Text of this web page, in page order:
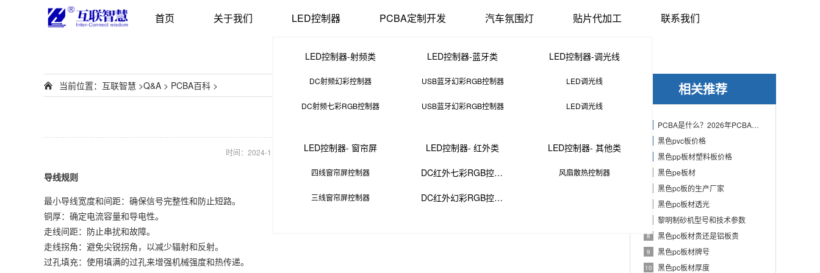
首页 关于我们 LED控制器
LED控制器-射频类
DC射频幻彩控制器
DC射频七彩RGB控制器
LED控制器-蓝牙类
USB蓝牙幻彩RGB控制器
USB蓝牙幻彩RGB控制器
LED控制器-调光线
LED调光线
LED调光线
LED控制器- 窗帘屏
四线窗帘屏控制器
三线窗帘屏控制器
LED控制器- 红外类
DC红外七彩RGB控制器
DC红外幻彩RGB控制器
LED控制器- 其他类
风扇散热控制器
PCBA定制开发 汽车氛围灯 贴片代加工 联系我们
相关推荐
PCBA是什么？2026年PCBA制造与代工指南：专业方案、流程与应用
黑色pvc板价格
黑色pp板材塑料板价格
黑色pe板材
黑色pc板的生产厂家
黑色pc板材透光
黎明制砂机型号和技术参数
8 黑色pc板材贵还是铝板贵
9 黑色pc板材牌号
10 黑色pc板材厚度
当前位置： 互联智慧 >Q&A > PCBA百科 >
时间：2024-11-19 12:28:45 来源：PCBA 次
导线规则
最小导线宽度和间距：确保信号完整性和防止短路。
铜厚：确定电流容量和导电性。
走线间距：防止串扰和故障。
走线拐角：避免尖锐拐角，以减少辐射和反射。
过孔填充：使用填满的过孔来增强机械强度和热传递。